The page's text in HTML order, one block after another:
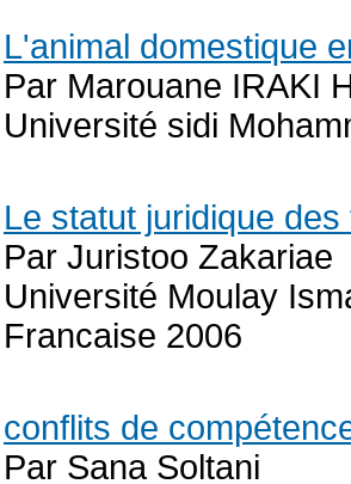
L'animal domestique
Par Marouane IRAKI
Université sidi
Le statut juridique
Par Juristoo Zakariae
Université Moulay
Francaise 2006
conflits de
Par Sana Soltani